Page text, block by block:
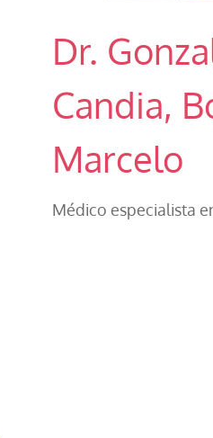
Dr.
Candia,
Marcelo
Médico especialista